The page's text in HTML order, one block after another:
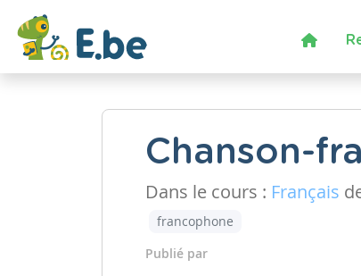
Chanson-
Dans le cours : Français
francophone
Publié par